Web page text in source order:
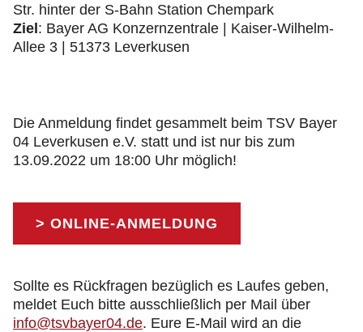
Str. hinter der S-Bahn Station Chempark
Ziel : Bayer AG Konzernzentrale | Kaiser-Wilhelm-
Allee 3 | 51373 Leverkusen
Die Anmeldung findet gesammelt beim TSV Bayer
04 Leverkusen e.V. statt und ist nur bis zum
13.09.2022 um 18:00 Uhr möglich!
> ONLINE-ANMELDUNG
Sollte es Rückfragen bezüglich es Laufes geben,
meldet Euch bitte ausschließlich per Mail über
info@tsvbayer04.de. Eure E-Mail wird an die